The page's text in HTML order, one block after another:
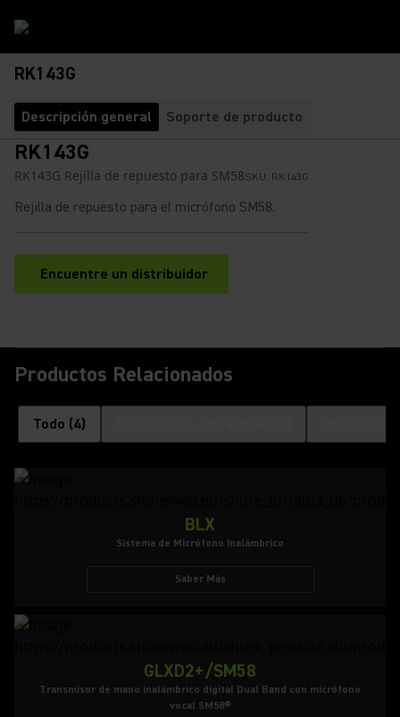
RK143G
Descripción general Soporte de producto
RK143G
RK143G Rejilla de repuesto para SM58SKU: RK143G
Rejilla de repuesto para el micrófono SM58.
Encuentre un distribuidor
(Opens in a new tab)
Productos Relacionados
Todo (4)
BLX
Sistema de Micrófono Inalámbrico
Saber Más
GLXD2+/SM58
Transmisor de mano inalámbrico digital Dual Band con micrófono
vocal SM58®